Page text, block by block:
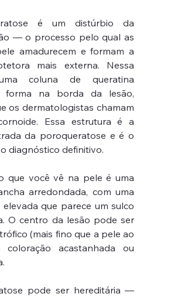
é um distúrbio da
— o processo pelo qual as
amadurecem e formam a
mais externa. Nessa
coluna de queratina
forma na borda da lesão,
os dermatologistas chamam
Essa estrutura é a
da poroqueratose e é o
diagnóstico definitivo.
que você vê na pele é uma
arredondada, com uma
que parece um sulco
O centro da lesão pode ser
(mais fino que a pele ao
coloração acastanhada ou
pode ser hereditária —